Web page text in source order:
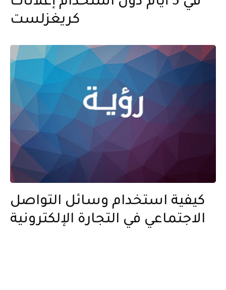
كريغزلست
كيفية استخدام وسائل التواصل
الاجتماعي في التجارة الإلكترونية